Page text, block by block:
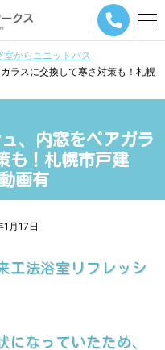
メ
ー
ビ
シ
タ
室からユニットバス
ラスに交換して寒さ対策も！札幌
、内窓をペアガラ
も！札幌市戸建
画有
月17日
工法浴室リフレッシ
になっていたため、